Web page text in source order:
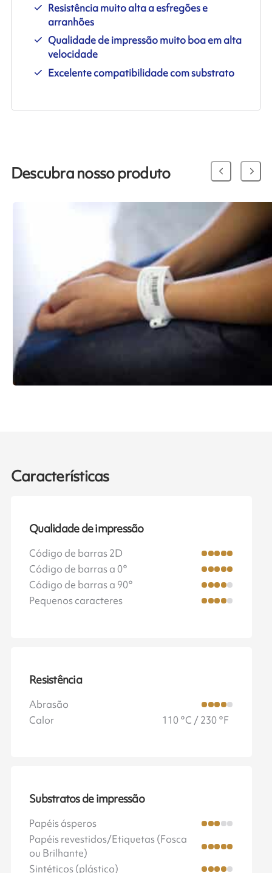
Resistência muito alta a esfregões e
arranhões
Qualidade de impressão muito boa em alta
velocidade
Excelente compatibilidade com substrato
Descubra nosso produto
Características
Qualidade de impressão
Código de barras 2D
Código de barras a 0°
Código de barras a 90°
Pequenos caracteres
Resistência
Abrasão
Calor
110 °C / 230 °F
Substratos de impressão
Papéis ásperos
Papéis revestidos/Etiquetas (Fosca
ou Brilhante)
Sintéticos (plástico)